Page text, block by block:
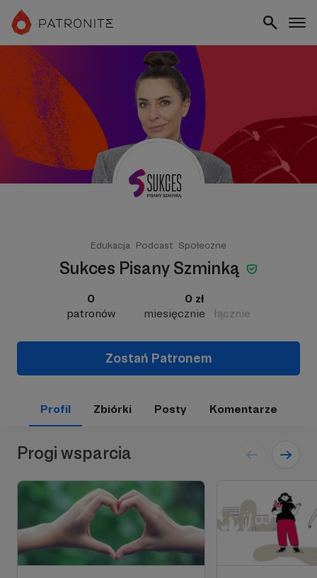
Edukacja Podcast Społeczne
Sukces Pisany Szminką
0
patronów
0 zł
miesięcznie
łącznie
Zostań Patronem
Profil Zbiórki Posty Komentarze
Progi wsparcia